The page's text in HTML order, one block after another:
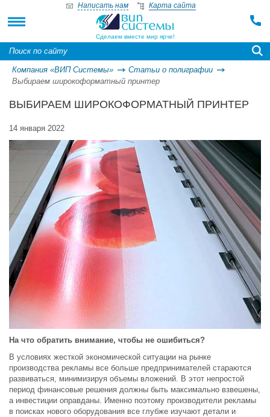
Сделаем вместе мир ярче!
Написать нам Карта сайта
Компания «ВИП Системы»
Статьи о полиграфии
Выбираем широкоформатный принтер
ВЫБИРАЕМ ШИРОКОФОРМАТНЫЙ ПРИНТЕР
14 января 2022
На что обратить внимание, чтобы не ошибиться?
В условиях жесткой экономической ситуации на рынке
производства рекламы все больше предпринимателей стараются
развиваться, минимизируя объемы вложений. В этот непростой
период финансовые решения должны быть максимально взвешены,
а инвестиции оправданы. Именно поэтому производители рекламы
в поисках нового оборудования все глубже изучают детали и